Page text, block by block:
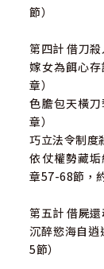
節）
第四計 借刀殺
嫁女為餌心
章）
色膽包天橫
章）
巧立法令制度
依仗權勢藏
章57-68節，
第五計 借屍還
沉醉慾海自
5節）